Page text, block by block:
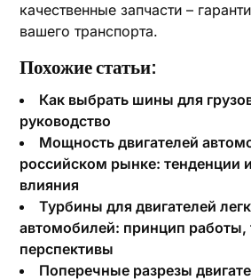
качественные запчасти –
вашего транспорта.
Похожие статьи:
Как выбрать шины для
руководство
Мощность двигателей
российском рынке: тенденции
влияния
Турбины для двигателей
автомобилей: принцип работы,
перспективы
Поперечные разрезы